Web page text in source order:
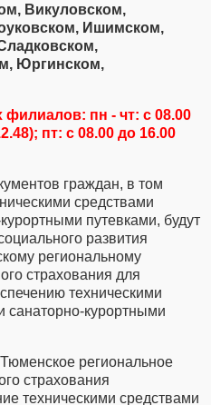
Викуловском,
Ишимском,
Юргинском,
пн - чт: с 08.00
пт: с 08.00 до 16.00
граждан, в том
средствами
путевками, будут
развития
региональному
страхования для
техническими
санаторно-курортными
региональное
страхования
техническими средствами